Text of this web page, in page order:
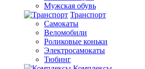
Мужская обувь
Транспорт
Самокаты
Веломобили
Роликовые коньки
Электросамокаты
Тюбинг